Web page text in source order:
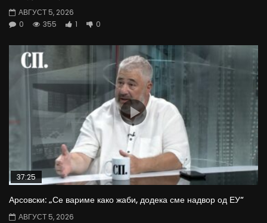
АВГУСТ 5, 2026
0
355 1 0
37:25
Арсовски: „Се вариме како жаби, додека сме надвор од ЕУ“
АВГУСТ 5, 2026